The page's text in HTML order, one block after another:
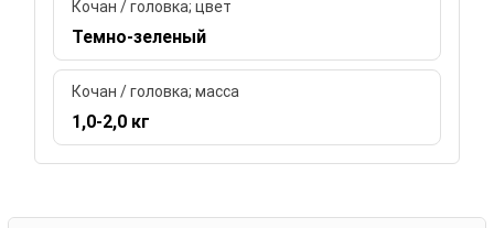
Кочан / головка; цвет
Темно-зеленый
Кочан / головка; масса
1,0-2,0 кг